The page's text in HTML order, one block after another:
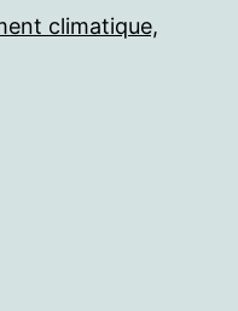
climatique,